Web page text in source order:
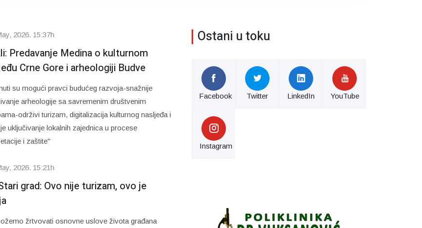
2026. 15:37h
Predavanje Medina o kulturnom
Crne Gore i arheologiji Budve
su mogući pravci budućeg razvoja-snažnije
arheologije sa savremenim društvenim
održivi turizam, digitalizacija kulturnog nasljeđa i
uključivanje lokalnih zajednica u procese
i zaštite"
2026. 15:21h
grad: Ovo nije turizam, ovo je
žrtvovati osnovne uslove života građana
Ostani u toku
Facebook Twitter LinkedIn YouTube
Instagram